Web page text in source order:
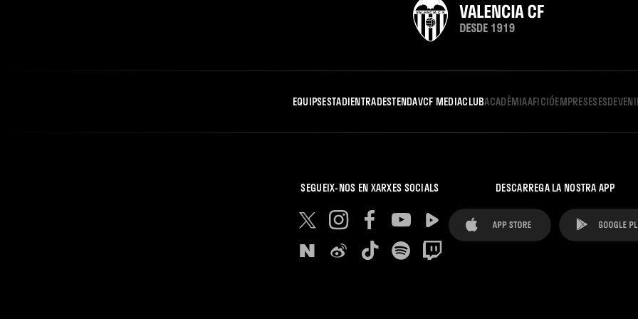
EQUIPSESTADIENTRADESTENDAVCF MEDIACLUBACADÈMIAAFICIÓEMPRESES
SEGUEIX-NOS EN XARXES SOCIALS DESCARREGA LA NOSTRA APP